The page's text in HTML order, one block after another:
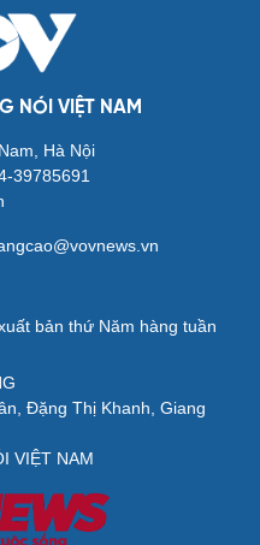
NÓI VIỆT NAM
Hà Nội
39785691
bản thứ Năm hàng tuần
Đặng Thị Khanh, Giang
VIỆT NAM